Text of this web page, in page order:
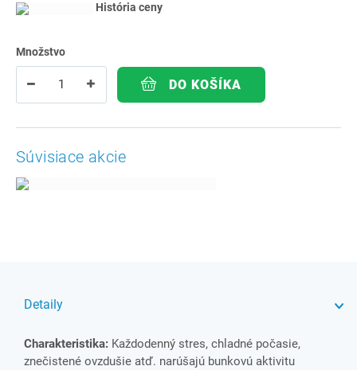
História ceny
Množstvo
DO KOŠÍKA
Súvisiace akcie
Detaily
Charakteristika: Každodenný stres, chladné počasie,
znečistené ovzdušie atď. narúšajú bunkovú aktivitu